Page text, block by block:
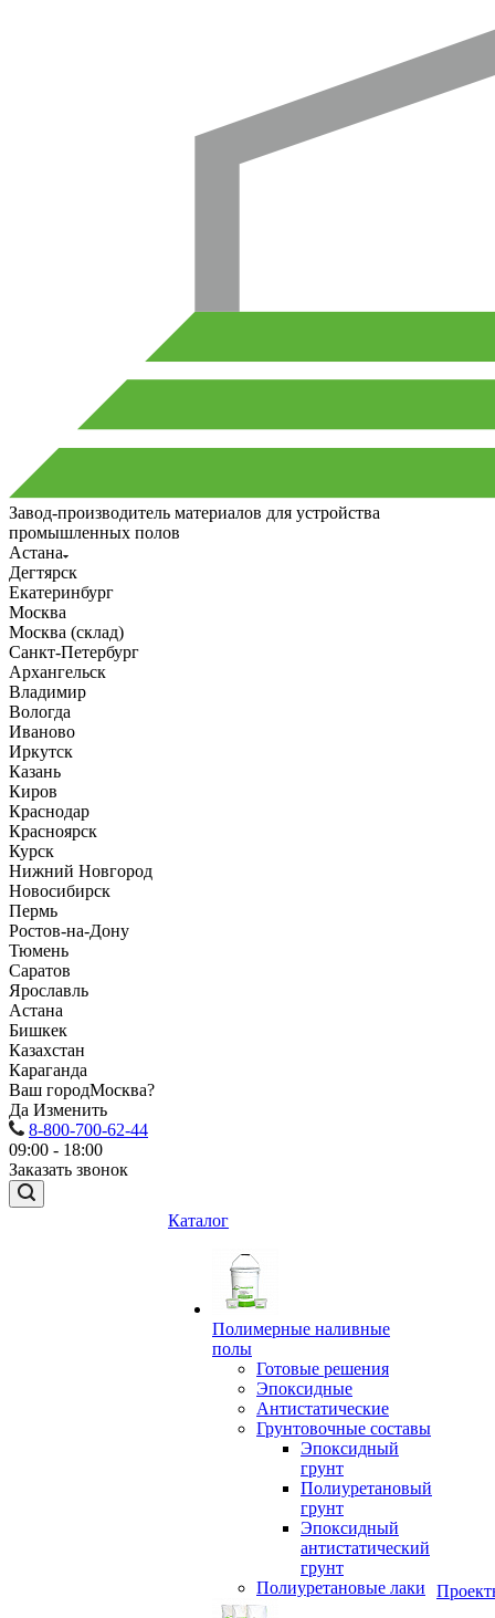
Завод-производитель материалов для устройства
промышленных полов
Астана
Дегтярск
Екатеринбург
Москва
Москва (склад)
Санкт-Петербург
Архангельск
Владимир
Вологда
Иваново
Иркутск
Казань
Киров
Краснодар
Красноярск
Курск
Нижний Новгород
Новосибирск
Пермь
Ростов-на-Дону
Тюмень
Саратов
Ярославль
Астана
Бишкек
Казахстан
Караганда
Ваш городМосква?
Да Изменить
8-800-700-62-44
09:00 - 18:00
Заказать звонок
Каталог
Полимерные наливные
полы
Готовые решения
Эпоксидные
Антистатические
Грунтовочные составы
Эпоксидный
грунт
Полиуретановый
грунт
Эпоксидный
антистатический
грунт
Полиуретановые лаки